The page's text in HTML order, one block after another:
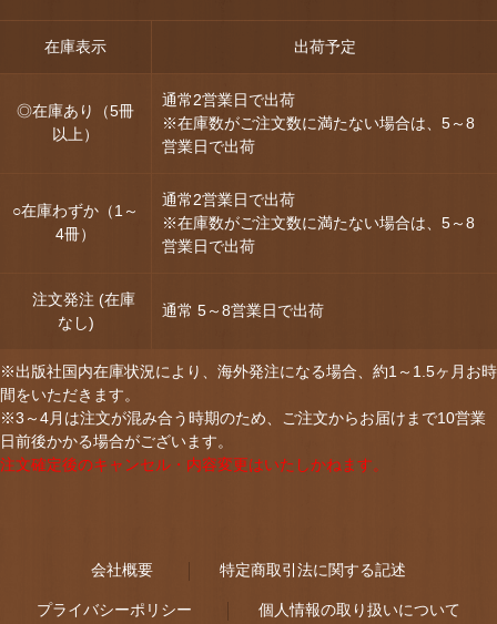
在庫表示 出荷予定
◎在庫あり（5冊
以上）
通常2営業日で出荷
※在庫数がご注文数に満たない場合は、5～8
営業日で出荷
○在庫わずか（1～
4冊）
通常2営業日で出荷
※在庫数がご注文数に満たない場合は、5～8
営業日で出荷
注文発注 (在庫
なし)
通常 5～8営業日で出荷
※出版社国内在庫状況により、海外発注になる場合、約1～1.5ヶ月お時
間をいただきます。
※3～4月は注文が混み合う時期のため、ご注文からお届けまで10営業
日前後かかる場合がございます。
注文確定後のキャンセル・内容変更はいたしかねます。
会社概要 特定商取引法に関する記述
プライバシーポリシー 個人情報の取り扱いについて